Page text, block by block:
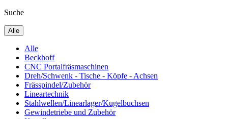
Suche
Alle
Alle
Beckhoff
CNC Portalfräsmaschinen
Dreh/Schwenk - Tische - Köpfe - Achsen
Frässpindel/Zubehör
Lineartechnik
Stahlwellen/Linearlager/Kugelbuchsen
Gewindetriebe und Zubehör